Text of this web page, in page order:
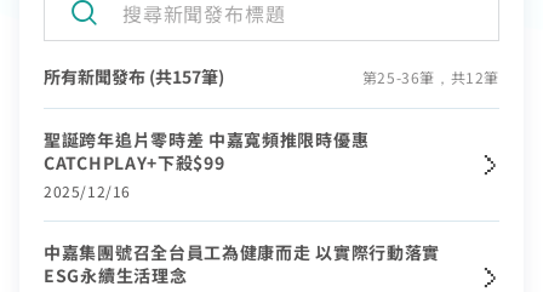
雄區域限定
霸方案
慧生活方案
流自由配
創！計量光纖
系列方案
路品質
速測試
流影音介紹
門付費頻道
位有線電視
視節目表
慧生活家電
所有新聞發布 (共157筆) 第25-36筆，共12筆
聖誕跨年追片零時差 中嘉寬頻推限時優惠
CATCHPLAY+下殺$99
2025/12/16
中嘉集團號召全台員工為健康而走 以實際行動落實
ESG永續生活理念